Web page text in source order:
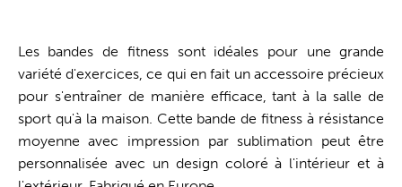
Les bandes de fitness sont idéales pour une grande
variété d'exercices, ce qui en fait un accessoire précieux
pour s'entraîner de manière efficace, tant à la salle de
sport qu'à la maison. Cette bande de fitness à résistance
moyenne avec impression par sublimation peut être
personnalisée avec un design coloré à l'intérieur et à